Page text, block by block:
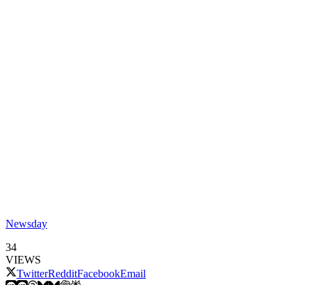
Newsday
34
VIEWS
TwitterRedditFacebookEmail